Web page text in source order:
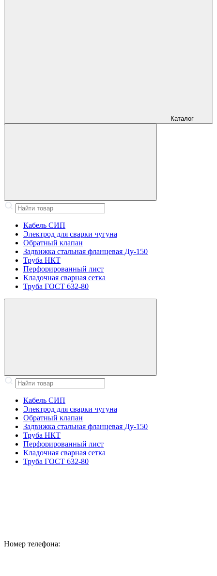
Каталог
Кабель СИП
Электрод для сварки чугуна
Обратный клапан
Задвижка стальная фланцевая Ду-150
Труба НКТ
Перфорированный лист
Кладочная сварная сетка
Труба ГОСТ 632-80
Кабель СИП
Электрод для сварки чугуна
Обратный клапан
Задвижка стальная фланцевая Ду-150
Труба НКТ
Перфорированный лист
Кладочная сварная сетка
Труба ГОСТ 632-80
Номер телефона: